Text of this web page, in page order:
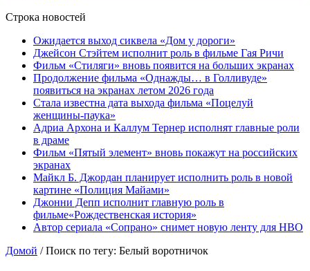
Строка новостей
Ожидается выход сиквела «Дом у дороги»
Джейсон Стэйтем исполнит роль в фильме Гая Ричи
Фильм «Стиляги» вновь появится на больших экранах
Продолжение фильма «Однажды… в Голливуде»
появиться на экранах летом 2026 года
Стала известна дата выхода фильма «Поцелуй
женщины-паука»
Адриа Архона и Каллум Тернер исполнят главные роли
в драме
Фильм «Пятый элемент» вновь покажут на российских
экранах
Майкл Б. Джордан планирует исполнить роль в новой
картине «Полиция Майами»
Джонни Депп исполнит главную роль в
фильме«Рождественская история»
Автор сериала «Сопрано» снимет новую ленту для HBO
Домой / Поиск по тегу: Белый воротничок